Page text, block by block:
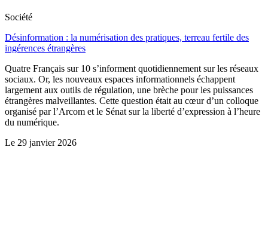
Société
Désinformation : la numérisation des pratiques, terreau fertile des
ingérences étrangères
Quatre Français sur 10 s’informent quotidiennement sur les réseaux
sociaux. Or, les nouveaux espaces informationnels échappent
largement aux outils de régulation, une brèche pour les puissances
étrangères malveillantes. Cette question était au cœur d’un colloque
organisé par l’Arcom et le Sénat sur la liberté d’expression à l’heure
du numérique.
Le 29 janvier 2026